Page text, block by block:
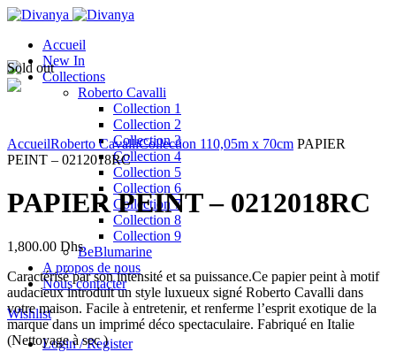
Accueil
New In
Collections
Roberto Cavalli
Collection 1
Collection 2
Collection 3
Collection 4
Collection 5
Collection 6
Collection 7
Collection 8
Collection 9
BeBlumarine
A propos de nous
Nous contacter
Wishlist
Login / Register
Sold out
AccueilRoberto CavalliCollection 110,05m x 70cm PAPIER
PEINT – 0212018RC
PAPIER PEINT – 0212018RC
1,800.00 Dhs
Caractérisé par son intensité et sa puissance.Ce papier peint à motif
audacieux introduit un style luxueux signé Roberto Cavalli dans
votre maison. Facile à entretenir, et renferme l’esprit exotique de la
marque dans un imprimé déco spectaculaire. Fabriqué en Italie
(Nettoyage à sec )